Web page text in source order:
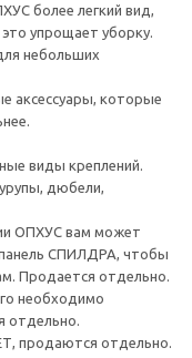
более легкий вид,
упрощает уборку.
небольших
аксессуары, которые
виды креплений.
дюбели,
ОПХУС вам может
СПИЛДРА, чтобы
Продается отдельно.
необходимо
отдельно.
продаются отдельно.